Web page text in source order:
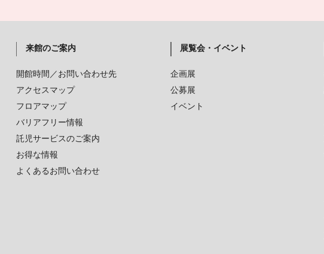
来館のご案内
開館時間／お問い合わせ先
アクセスマップ
フロアマップ
バリアフリー情報
託児サービスのご案内
お得な情報
よくあるお問い合わせ
展覧会・イベント
企画展
公募展
イベント